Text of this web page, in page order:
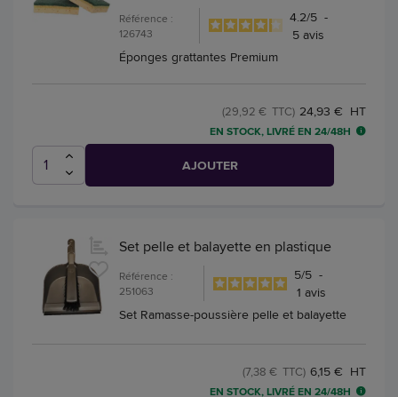
Référence :
126743
4.2/5 -
5 avis
Éponges grattantes Premium
24,93 € HT
(29,92 € TTC)
EN STOCK, LIVRÉ EN 24/48H
AJOUTER
Set pelle et balayette en plastique
Référence :
251063
5/5 -
1 avis
Set Ramasse-poussière pelle et balayette
6,15 € HT
(7,38 € TTC)
EN STOCK, LIVRÉ EN 24/48H